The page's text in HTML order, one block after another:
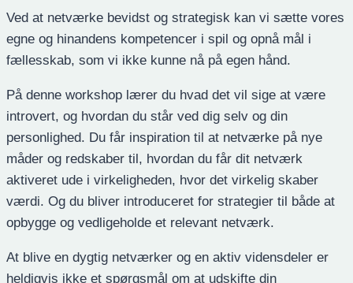
Ved at netværke bevidst og strategisk kan vi sætte vores
egne og hinandens kompetencer i spil og opnå mål i
fællesskab, som vi ikke kunne nå på egen hånd.
På denne workshop lærer du hvad det vil sige at være
introvert, og hvordan du står ved dig selv og din
personlighed. Du får inspiration til at netværke på nye
måder og redskaber til, hvordan du får dit netværk
aktiveret ude i virkeligheden, hvor det virkelig skaber
værdi. Og du bliver introduceret for strategier til både at
opbygge og vedligeholde et relevant netværk.
At blive en dygtig netværker og en aktiv vidensdeler er
heldigvis ikke et spørgsmål om at udskifte din